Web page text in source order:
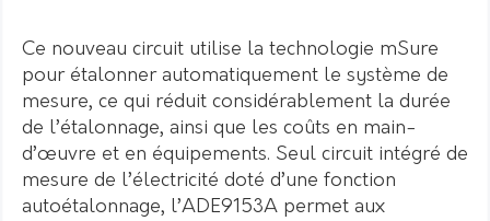
Ce nouveau circuit utilise la technologie mSure
pour étalonner automatiquement le système de
mesure, ce qui réduit considérablement la durée
de l’étalonnage, ainsi que les coûts en main-
d’œuvre et en équipements. Seul circuit intégré de
mesure de l’électricité doté d’une fonction
autoétalonnage, l’ADE9153A permet aux